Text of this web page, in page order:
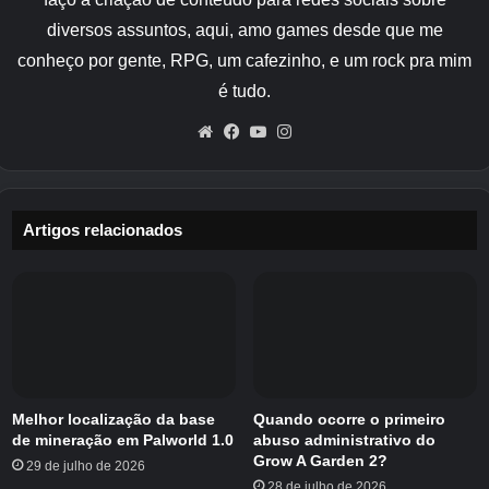
Crédito da imagem:Pearl Abyss/Eurogamer
Se você olhar com muito cuidado para as
paredes entre as duas fontes de energia, você
também notará que essas paredes podem ser
‘Triângulo + Círculo’ no PlayStation ou ‘Y + B’
no Xbox.
diversos assuntos, aqui, amo games desde que me
conheço por gente, RPG, um cafezinho, e um rock pra mim
é tudo.
WebsiteFacebook
YouTube
Artigos relacionados
Melhor localização da base
de mineração em Palworld 1.0
29 de julho de 2026
Quando ocorre o primeiro
abuso administrativo do
Grow A Garden 2?